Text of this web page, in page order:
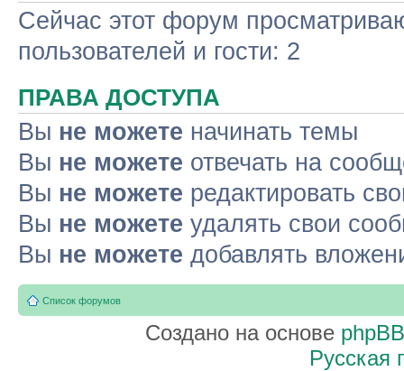
Сейчас этот форум
пользователей и гости: 2
ПРАВА ДОСТУПА
Вы не можете начинать темы
Вы не можете отвечать на
Вы не можете редактировать
Вы не можете удалять свои
Вы не можете добавлять
Список форумов
Создано на основе phpBB
Русская